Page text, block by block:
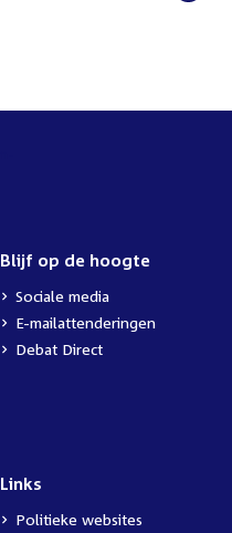
Blijf op de hoogte
Sociale media
E-mailattenderingen
Debat Direct
Links
Politieke websites